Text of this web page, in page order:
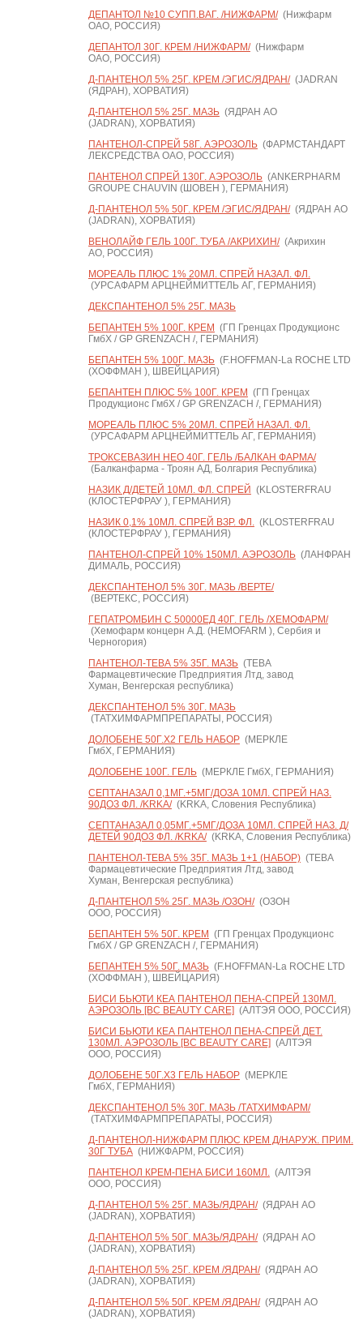
ДЕПАНТОЛ №10 СУПП.ВАГ. /НИЖФАРМ/(Нижфарм
ОАО, РОССИЯ)
ДЕПАНТОЛ 30Г. КРЕМ /НИЖФАРМ/(Нижфарм
ОАО, РОССИЯ)
Д-ПАНТЕНОЛ 5% 25Г. КРЕМ /ЭГИС/ЯДРАН/(JADRAN
(ЯДРАН), ХОРВАТИЯ)
Д-ПАНТЕНОЛ 5% 25Г. МАЗЬ(ЯДРАН АО
(JADRAN), ХОРВАТИЯ)
ПАНТЕНОЛ-СПРЕЙ 58Г. АЭРОЗОЛЬ(ФАРМСТАНДАРТ
ЛЕКСРЕДСТВА ОАО, РОССИЯ)
ПАНТЕНОЛ СПРЕЙ 130Г. АЭРОЗОЛЬ(ANKERPHARM
GROUPE CHAUVIN (ШОВЕН ), ГЕРМАНИЯ)
Д-ПАНТЕНОЛ 5% 50Г. КРЕМ /ЭГИС/ЯДРАН/(ЯДРАН АО
(JADRAN), ХОРВАТИЯ)
ВЕНОЛАЙФ ГЕЛЬ 100Г. ТУБА /АКРИХИН/(Акрихин
АО, РОССИЯ)
МОРЕАЛЬ ПЛЮС 1% 20МЛ. СПРЕЙ НАЗАЛ. ФЛ.
(УРСАФАРМ АРЦНЕЙМИТТЕЛЬ АГ, ГЕРМАНИЯ)
ДЕКСПАНТЕНОЛ 5% 25Г. МАЗЬ
БЕПАНТЕН 5% 100Г. КРЕМ (ГП Гренцах Продукционс
ГмбХ / GP GRENZACH /, ГЕРМАНИЯ)
БЕПАНТЕН 5% 100Г. МАЗЬ(F.HOFFMAN-La ROCHE LTD
(ХОФФМАН ), ШВЕЙЦАРИЯ)
БЕПАНТЕН ПЛЮС 5% 100Г. КРЕМ (ГП Гренцах
Продукционс ГмбХ / GP GRENZACH /, ГЕРМАНИЯ)
МОРЕАЛЬ ПЛЮС 5% 20МЛ. СПРЕЙ НАЗАЛ. ФЛ.
(УРСАФАРМ АРЦНЕЙМИТТЕЛЬ АГ, ГЕРМАНИЯ)
ТРОКСЕВАЗИН НЕО 40Г. ГЕЛЬ /БАЛКАН ФАРМА/
(Балканфарма - Троян АД, Болгария Республика)
НАЗИК Д/ДЕТЕЙ 10МЛ. ФЛ. СПРЕЙ (KLOSTERFRAU
(КЛОСТЕРФРАУ ), ГЕРМАНИЯ)
НАЗИК 0,1% 10МЛ. СПРЕЙ ВЗР. ФЛ.(KLOSTERFRAU
(КЛОСТЕРФРАУ ), ГЕРМАНИЯ)
ПАНТЕНОЛ-СПРЕЙ 10% 150МЛ. АЭРОЗОЛЬ(ЛАНФРАН
ДИМАЛЬ, РОССИЯ)
ДЕКСПАНТЕНОЛ 5% 30Г. МАЗЬ /ВЕРТЕ/
(ВЕРТЕКС, РОССИЯ)
ГЕПАТРОМБИН С 50000ЕД 40Г. ГЕЛЬ /ХЕМОФАРМ/
(Хемофарм концерн А.Д. (HEMOFARM ), Сербия и
Черногория)
ПАНТЕНОЛ-ТЕВА 5% 35Г. МАЗЬ(ТЕВА
Фармацевтические Предприятия Лтд, завод
Хуман, Венгерская республика)
ДЕКСПАНТЕНОЛ 5% 30Г. МАЗЬ
(ТАТХИМФАРМПРЕПАРАТЫ, РОССИЯ)
ДОЛОБЕНЕ 50Г.Х2 ГЕЛЬ НАБОР(МЕРКЛЕ
ГмбХ, ГЕРМАНИЯ)
ДОЛОБЕНЕ 100Г. ГЕЛЬ(МЕРКЛЕ ГмбХ, ГЕРМАНИЯ)
СЕПТАНАЗАЛ 0,1МГ.+5МГ/ДОЗА 10МЛ. СПРЕЙ НАЗ.
90ДОЗ ФЛ. /KRKA/(KRKA, Словения Республика)
СЕПТАНАЗАЛ 0,05МГ.+5МГ/ДОЗА 10МЛ. СПРЕЙ НАЗ. Д/
ДЕТЕЙ 90ДОЗ ФЛ. /KRKA/(KRKA, Словения Республика)
ПАНТЕНОЛ-ТЕВА 5% 35Г. МАЗЬ 1+1 (НАБОР)(ТЕВА
Фармацевтические Предприятия Лтд, завод
Хуман, Венгерская республика)
Д-ПАНТЕНОЛ 5% 25Г. МАЗЬ /ОЗОН/(ОЗОН
ООО, РОССИЯ)
БЕПАНТЕН 5% 50Г. КРЕМ (ГП Гренцах Продукционс
ГмбХ / GP GRENZACH /, ГЕРМАНИЯ)
БЕПАНТЕН 5% 50Г. МАЗЬ(F.HOFFMAN-La ROCHE LTD
(ХОФФМАН ), ШВЕЙЦАРИЯ)
БИСИ БЬЮТИ КЕА ПАНТЕНОЛ ПЕНА-СПРЕЙ 130МЛ.
АЭРОЗОЛЬ [BC BEAUTY CARE] (АЛТЭЯ ООО, РОССИЯ)
БИСИ БЬЮТИ КЕА ПАНТЕНОЛ ПЕНА-СПРЕЙ ДЕТ.
130МЛ. АЭРОЗОЛЬ [BC BEAUTY CARE] (АЛТЭЯ
ООО, РОССИЯ)
ДОЛОБЕНЕ 50Г.Х3 ГЕЛЬ НАБОР(МЕРКЛЕ
ГмбХ, ГЕРМАНИЯ)
ДЕКСПАНТЕНОЛ 5% 30Г. МАЗЬ /ТАТХИМФАРМ/
(ТАТХИМФАРМПРЕПАРАТЫ, РОССИЯ)
Д-ПАНТЕНОЛ-НИЖФАРМ ПЛЮС КРЕМ Д/НАРУЖ. ПРИМ.
30Г ТУБА(НИЖФАРМ, РОССИЯ)
ПАНТЕНОЛ КРЕМ-ПЕНА БИСИ 160МЛ.(АЛТЭЯ
ООО, РОССИЯ)
Д-ПАНТЕНОЛ 5% 25Г. МАЗЬ/ЯДРАН/(ЯДРАН АО
(JADRAN), ХОРВАТИЯ)
Д-ПАНТЕНОЛ 5% 50Г. МАЗЬ/ЯДРАН/(ЯДРАН АО
(JADRAN), ХОРВАТИЯ)
Д-ПАНТЕНОЛ 5% 25Г. КРЕМ /ЯДРАН/(ЯДРАН АО
(JADRAN), ХОРВАТИЯ)
Д-ПАНТЕНОЛ 5% 50Г. КРЕМ /ЯДРАН/(ЯДРАН АО
(JADRAN), ХОРВАТИЯ)